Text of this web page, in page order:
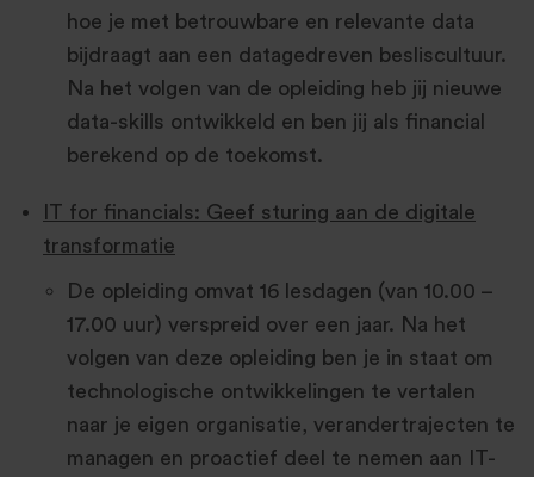
hoe je met betrouwbare en relevante data
bijdraagt aan een datagedreven besliscultuur.
Na het volgen van de opleiding heb jij nieuwe
data-skills ontwikkeld en ben jij als financial
berekend op de toekomst.
IT for financials: Geef sturing aan de digitale
transformatie
De opleiding omvat 16 lesdagen (van 10.00 –
17.00 uur) verspreid over een jaar. Na het
volgen van deze opleiding ben je in staat om
technologische ontwikkelingen te vertalen
naar je eigen organisatie, verandertrajecten te
managen en proactief deel te nemen aan IT-